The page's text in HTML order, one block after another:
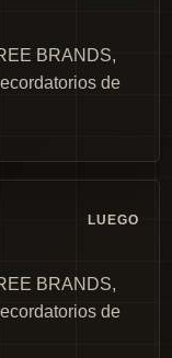
BRANDS,
de
LUEGO
BRANDS,
de